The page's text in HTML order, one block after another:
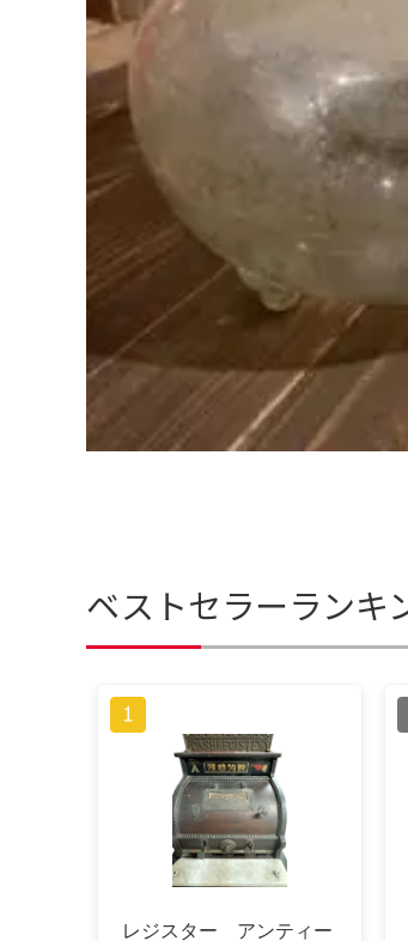
ベストセラーランキ
レジスター アンティー